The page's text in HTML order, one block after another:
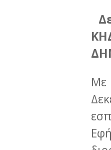
Με